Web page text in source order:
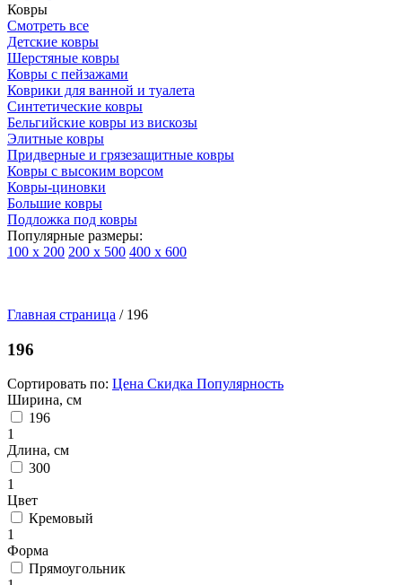
Ковры
Смотреть все
Детские ковры
Шерстяные ковры
Ковры с пейзажами
Коврики для ванной и туалета
Синтетические ковры
Бельгийские ковры из вискозы
Элитные ковры
Придверные и грязезащитные ковры
Ковры с высоким ворсом
Ковры-циновки
Большие ковры
Подложка под ковры
Популярные размеры:
100 х 200 200 х 500 400 х 600
типу
Синтетические
ковры
Ковры-
Главная страница / 196
196
Сортировать по: Цена Скидка Популярность
Ширина, см
196
1
Длина, см
300
1
Цвет
Кремовый
1
Форма
Прямоугольник